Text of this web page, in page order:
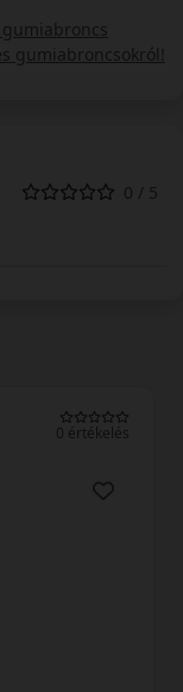
gumiabroncsokról!
0 / 5
0 értékelés